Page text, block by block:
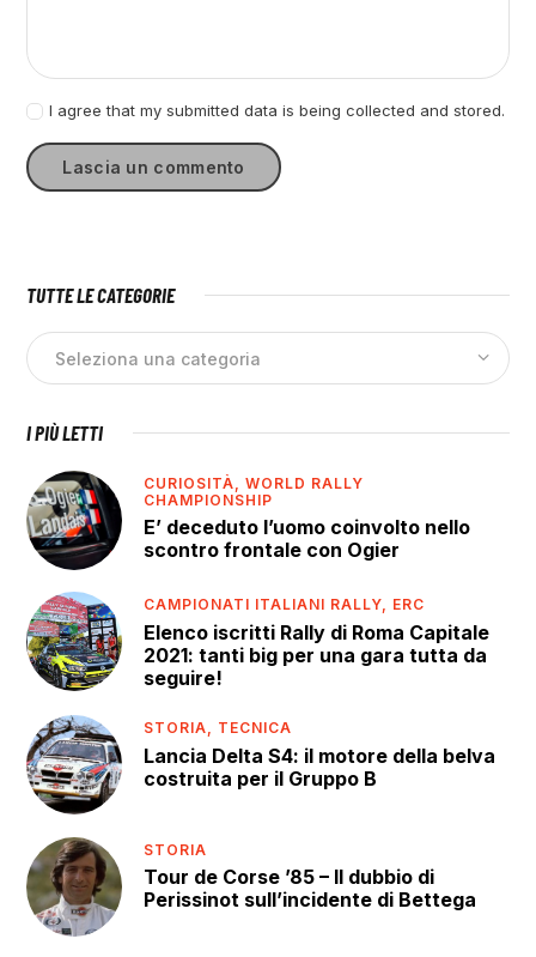
I agree that my submitted data is being collected and stored.
TUTTE LE CATEGORIE
I PIÙ LETTI
CURIOSITÀ,WORLD RALLY
CHAMPIONSHIP
E’ deceduto l’uomo coinvolto nello
scontro frontale con Ogier
CAMPIONATI ITALIANI RALLY, ERC
Elenco iscritti Rally di Roma Capitale
2021: tanti big per una gara tutta da
seguire!
STORIA, TECNICA
Lancia Delta S4: il motore della belva
costruita per il Gruppo B
STORIA
Tour de Corse ’85 – Il dubbio di
Perissinot sull’incidente di Bettega